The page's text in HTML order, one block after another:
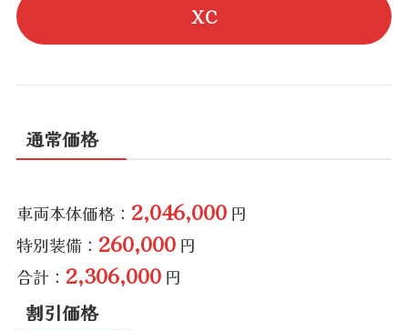
XC
通常価格
車両本体価格： 2,046,000円
特別装備： 260,000円
合計： 2,306,000円
割引価格